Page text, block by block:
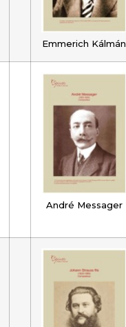
Emmerich Kálmán
André Messager